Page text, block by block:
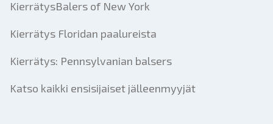
KierrätysBalers of New York
Kierrätys Floridan paalureista
Kierrätys: Pennsylvanian balsers
Katso kaikki ensisijaiset jälleenmyyjät